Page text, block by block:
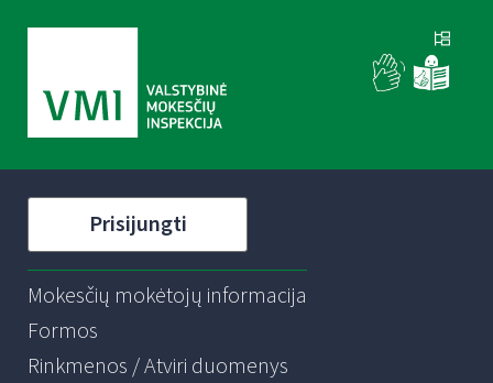
Prisijungti
Mokesčių mokėtojų informacija
Formos
Rinkmenos / Atviri duomenys